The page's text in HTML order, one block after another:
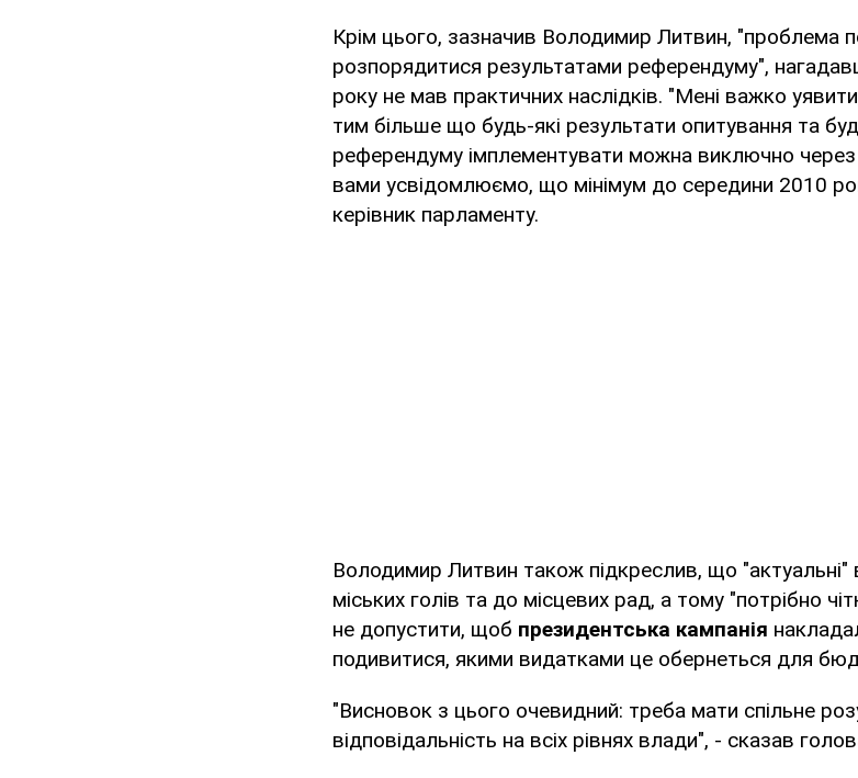
Крім цього, зазначив Володимир Литвин, "проблема
розпорядитися результатами референдуму",
року не мав практичних наслідків. "Мені важко
тим більше що будь-які результати опитування та
референдуму імплементувати можна виключно
вами усвідомлюємо, що мінімум до середини 2010
керівник парламенту.
Володимир Литвин також підкреслив, що "актуальні"
міських голів та до місцевих рад, а тому "потрібно
не допустити, щоб президентська кампанія
подивитися, якими видатками це обернеться для
"Висновок з цього очевидний: треба мати спільне
відповідальність на всіх рівнях влади", - сказав